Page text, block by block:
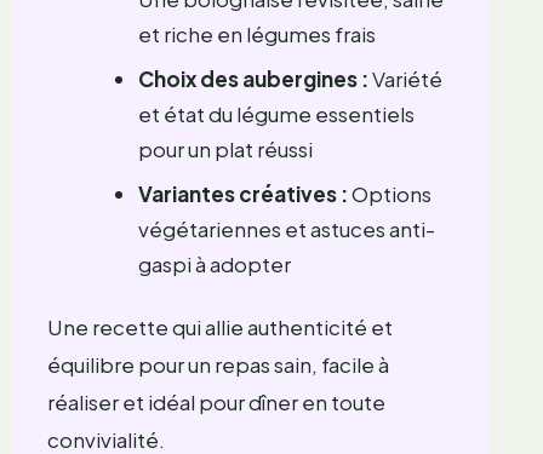
et riche en légumes frais
Choix des aubergines :Variété
et état du légume essentiels
pour un plat réussi
Variantes créatives :Options
végétariennes et astuces anti-
gaspi à adopter
Une recette qui allie authenticité et
équilibre pour un repas sain, facile à
réaliser et idéal pour dîner en toute
convivialité.